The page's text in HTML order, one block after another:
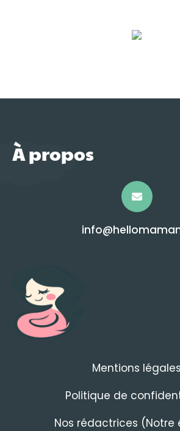
À propos
Mentions légales
Politique de
Nos rédactrices (Notre